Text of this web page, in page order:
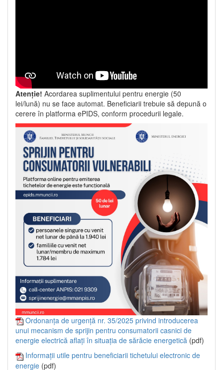
Atenție! Acordarea suplimentului pentru energie (50
lei/lună) nu se face automat. Beneficiarii trebuie să depună o
cerere în platforma ePIDS, conform procedurii legale.
Ordonanța de urgență nr. 35/2025 privind introducerea
unui mecanism de sprijin pentru consumatorii casnici de
energie electrică aflați în situația de sărăcie energetică (pdf)
Informații utile pentru beneficiarii tichetului electronic de
energie (pdf)